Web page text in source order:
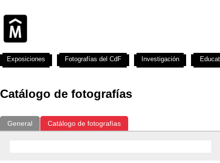
Catálogo de fotografías
General Catálogo de fotografías
Exposiciones Fotografías del CdF Investigación